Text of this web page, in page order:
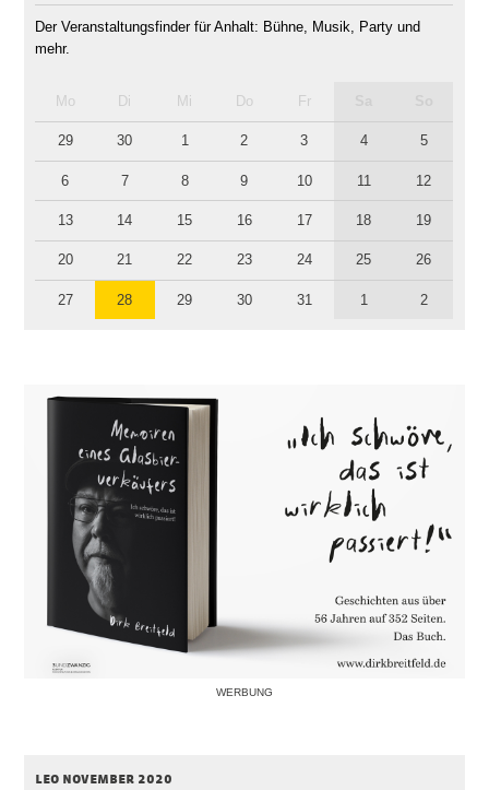
Der Veranstaltungsfinder für Anhalt: Bühne, Musik, Party und
mehr.
Mo Di Mi Do Fr
29 30 1 2 3 4 5
6 7 8 9 10 11 12
13 14 15 16 17 18 19
20 21 22 23 24 25 26
27 28 29 30 31 1 2
WERBUNG
leo november 2020